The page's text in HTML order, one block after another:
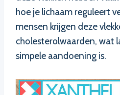
hoe je lichaam reguleert
mensen krijgen deze
cholesterolwaarden, wat
simpele aandoening is.